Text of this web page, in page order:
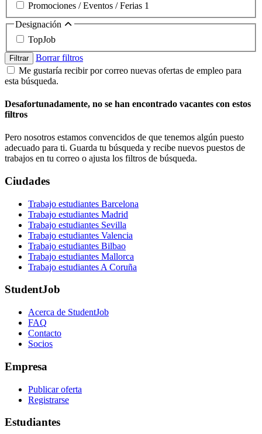
Promociones / Eventos / Ferias 1
Designación
TopJob
Filtrar
Borrar filtros
Me gustaría recibir por correo nuevas ofertas de empleo para
esta búsqueda.
Desafortunadamente, no se han encontrado vacantes con estos
filtros
Pero nosotros estamos convencidos de que tenemos algún puesto
adecuado para ti. Guarda tu búsqueda y recibe nuevos puestos de
trabajos en tu correo o ajusta los filtros de búsqueda.
Ciudades
Trabajo estudiantes Barcelona
Trabajo estudiantes Madrid
Trabajo estudiantes Sevilla
Trabajo estudiantes Valencia
Trabajo estudiantes Bilbao
Trabajo estudiantes Mallorca
Trabajo estudiantes A Coruña
StudentJob
Acerca de StudentJob
FAQ
Contacto
Socios
Empresa
Publicar oferta
Registrarse
Estudiantes